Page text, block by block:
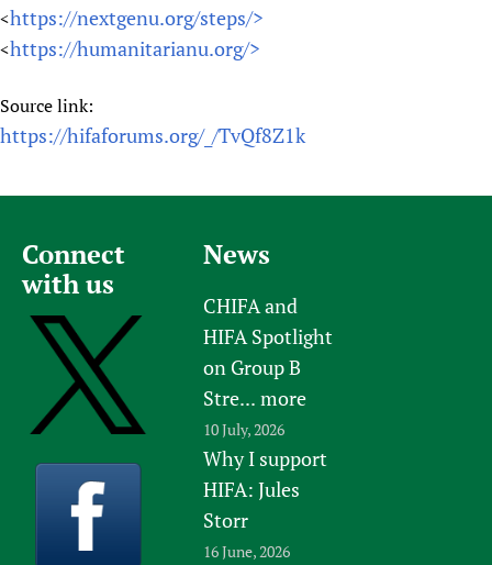
<https://nextgenu.org/steps/>
<https://humanitarianu.org/>
Source link:
https://hifaforums.org/_/TvQf8Z1k
Connect
with us
News
CHIFA and
HIFA Spotlight
on Group B
Stre... more
10 July, 2026
Why I support
HIFA: Jules
Storr
16 June, 2026